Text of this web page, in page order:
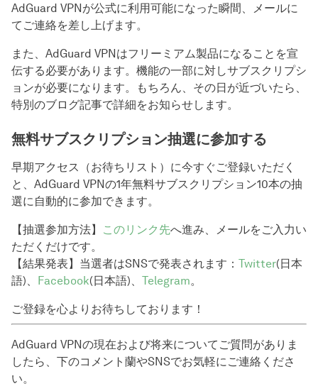
AdGuard VPNが公式に利用可能になった瞬間、メールに
てご連絡を差し上げます。
また、AdGuard VPNはフリーミアム製品になることを宣
伝する必要があります。機能の一部に対しサブスクリプシ
ョンが必要になります。もちろん、その日が近づいたら、
特別のブログ記事で詳細をお知らせします。
無料サブスクリプション抽選に参加する
早期アクセス（お待ちリスト）に今すぐご登録いただく
と、AdGuard VPNの1年無料サブスクリプション10本の抽
選に自動的に参加できます。
【抽選参加方法】 このリンク先へ進み、メールをご入力い
ただくだけです。
【結果発表】当選者はSNSで発表されます： Twitter(日本
語)、 Facebook(日本語)、 Telegram。
ご登録を心よりお待ちしております！
AdGuard VPNの現在および将来についてご質問がありま
したら、下のコメント蘭やSNSでお気軽にご連絡くださ
い。